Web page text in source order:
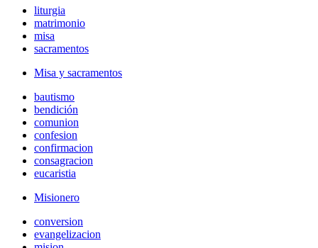
liturgia
matrimonio
misa
sacramentos
Misa y sacramentos
bautismo
bendición
comunion
confesion
confirmacion
consagracion
eucaristia
Misionero
conversion
evangelizacion